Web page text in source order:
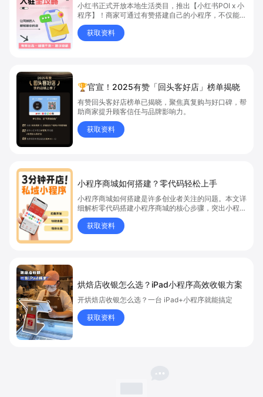
小红书正式开放本地生活类目，推出【小红书POI x 小
程序】！商家可通过有赞搭建自己的小程序，不仅能上
团购，还能把内容种草、线上下单、到店核销一键打
通，让生意触达更多流量！
获取资料
🏆官宣！2025有赞「回头客好店」榜单揭晓
有赞回头客好店榜单已揭晓，聚焦真复购与好口碑，帮
助商家提升顾客信任与品牌影响力。
获取资料
小程序商城如何搭建？零代码轻松上手
小程序商城如何搭建是许多创业者关注的问题。本文详
细解析零代码搭建小程序商城的核心步骤，突出小程序
商城、商城搭建与零代码开店优势，帮助你轻松实现商
品上架、全渠道销售及高效会员运营，快速开启线上卖
货新模式。点击获取详细操作指南！
获取资料
烘焙店收银怎么选？iPad小程序高效收银方案
开烘焙店收银怎么选？一台 iPad+小程序就能搞定
获取资料